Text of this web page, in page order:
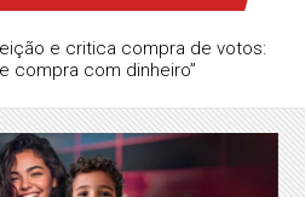
e critica compra de votos:
compra com dinheiro”